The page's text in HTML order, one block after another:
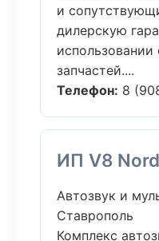
и
дилерскую
запчастей....
Телефон: 8
ИП V8 Nord
Автозвук и
Ставрополь
Комплекс